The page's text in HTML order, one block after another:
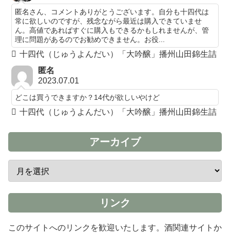
匿名さん、コメントありがとうございます。自分も十四代は
常に欲しいのですが、残念ながら最近は購入できていませ
ん。高値であればすぐに購入もできるかもしれませんが、管
理に問題があるのでお勧めできません。お役...
十四代（じゅうよんだい）「大吟醸」播州山田錦生詰
匿名
2023.07.01
どこは買うできますか？14代が欲しいやけど
十四代（じゅうよんだい）「大吟醸」播州山田錦生詰
アーカイブ
リンク
このサイトへのリンクを歓迎いたします。酒関連サイトか